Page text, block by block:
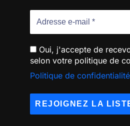
Oui, j'accepte de
selon votre politique de
Politique de confidentialité